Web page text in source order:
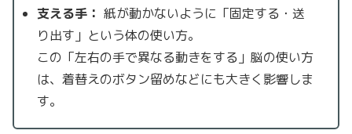
支える手： 紙が動かないように「固定する・送
り出す」という体の使い方。
この「左右の手で異なる動きをする」脳の使い方
は、着替えのボタン留めなどにも大きく影響しま
す。